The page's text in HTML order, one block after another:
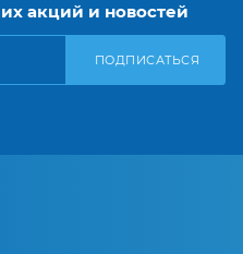
акций и новостей
ПОДПИСАТЬСЯ